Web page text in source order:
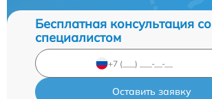
Бесплатная консультация со
специалистом
Оставить заявку